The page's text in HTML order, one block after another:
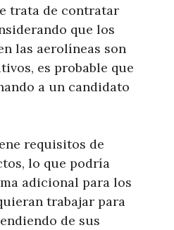
trata de contratar
que los
las aerolíneas son
es probable que
a un candidato
requisitos de
lo que podría
adicional para los
trabajar para
de sus